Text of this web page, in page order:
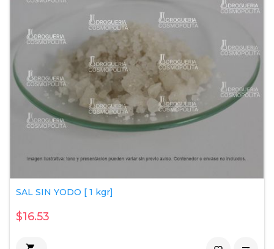
SAL SIN YODO [ 1 kgr]
$16.53